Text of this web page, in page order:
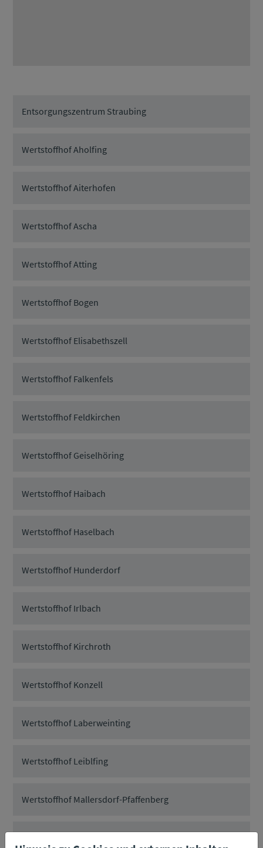
Entsorgungszentrum Straubing
Wertstoffhof Aholfing
Wertstoffhof Aiterhofen
Wertstoffhof Ascha
Wertstoffhof Atting
Wertstoffhof Bogen
Wertstoffhof Elisabethszell
Wertstoffhof Falkenfels
Wertstoffhof Feldkirchen
Wertstoffhof Geiselhöring
Wertstoffhof Haibach
Wertstoffhof Haselbach
Wertstoffhof Hunderdorf
Wertstoffhof Irlbach
Wertstoffhof Kirchroth
Wertstoffhof Konzell
Wertstoffhof Laberweinting
Wertstoffhof Leiblfing
Wertstoffhof Mallersdorf-Pfaffenberg